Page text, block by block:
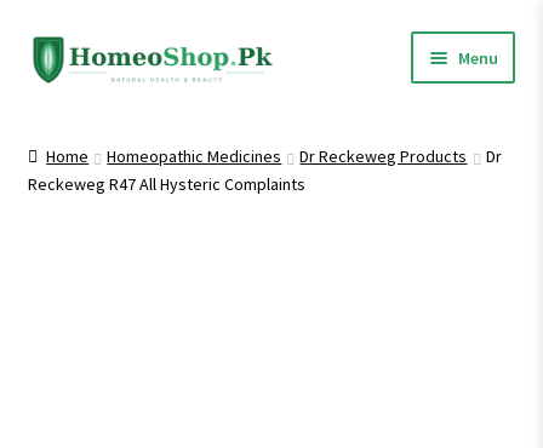
Skip
to
Skip
to
Menu
Shop All
Home Homeopathic Medicines Dr Reckeweg Products
Dr
Reckeweg R47 All Hysteric Complaints